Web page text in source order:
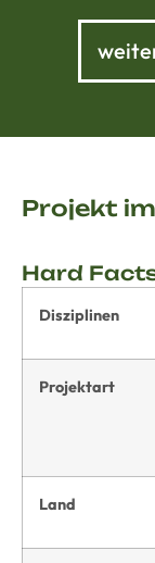
Projekt
Hard
Disziplinen
Projektart
Land